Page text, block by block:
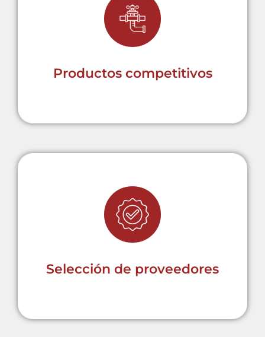
Productos competitivos
Combinamos calidad,
disponibilidad y precio para
ofrecer productos competitivos
Selección de proveedores
Establecemos relaciones sólidas
con fabricantes que comparten
nuestros estándares de calidad y